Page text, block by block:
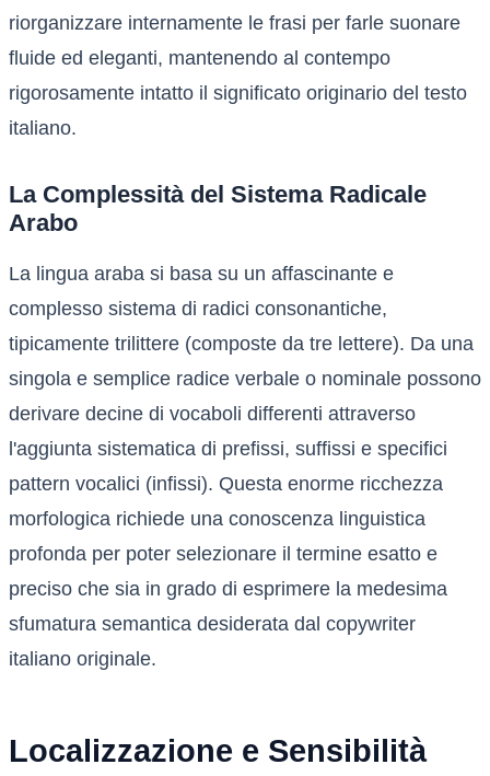
riorganizzare internamente le frasi per farle suonare
fluide ed eleganti, mantenendo al contempo
rigorosamente intatto il significato originario del testo
italiano.
La Complessità del Sistema Radicale
Arabo
La lingua araba si basa su un affascinante e
complesso sistema di radici consonantiche,
tipicamente trilittere (composte da tre lettere). Da una
singola e semplice radice verbale o nominale possono
derivare decine di vocaboli differenti attraverso
l'aggiunta sistematica di prefissi, suffissi e specifici
pattern vocalici (infissi). Questa enorme ricchezza
morfologica richiede una conoscenza linguistica
profonda per poter selezionare il termine esatto e
preciso che sia in grado di esprimere la medesima
sfumatura semantica desiderata dal copywriter
italiano originale.
Localizzazione e Sensibilità